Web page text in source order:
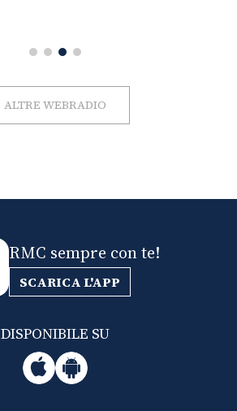
ALTRE WEBRADIO
RMC sempre con te!
SCARICA L'APP
DISPONIBILE SU